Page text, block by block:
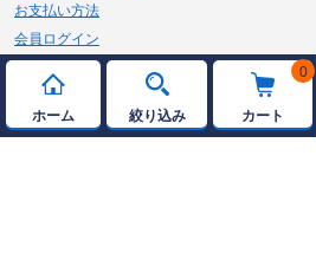
ホーム 絞り込み
0
カート
お支払い方法
会員ログイン
メルマガ登録
新規会員登録
ページトップへ